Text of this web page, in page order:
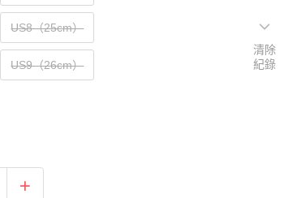
US8（25cm）
US9（26cm）
清除
紀錄